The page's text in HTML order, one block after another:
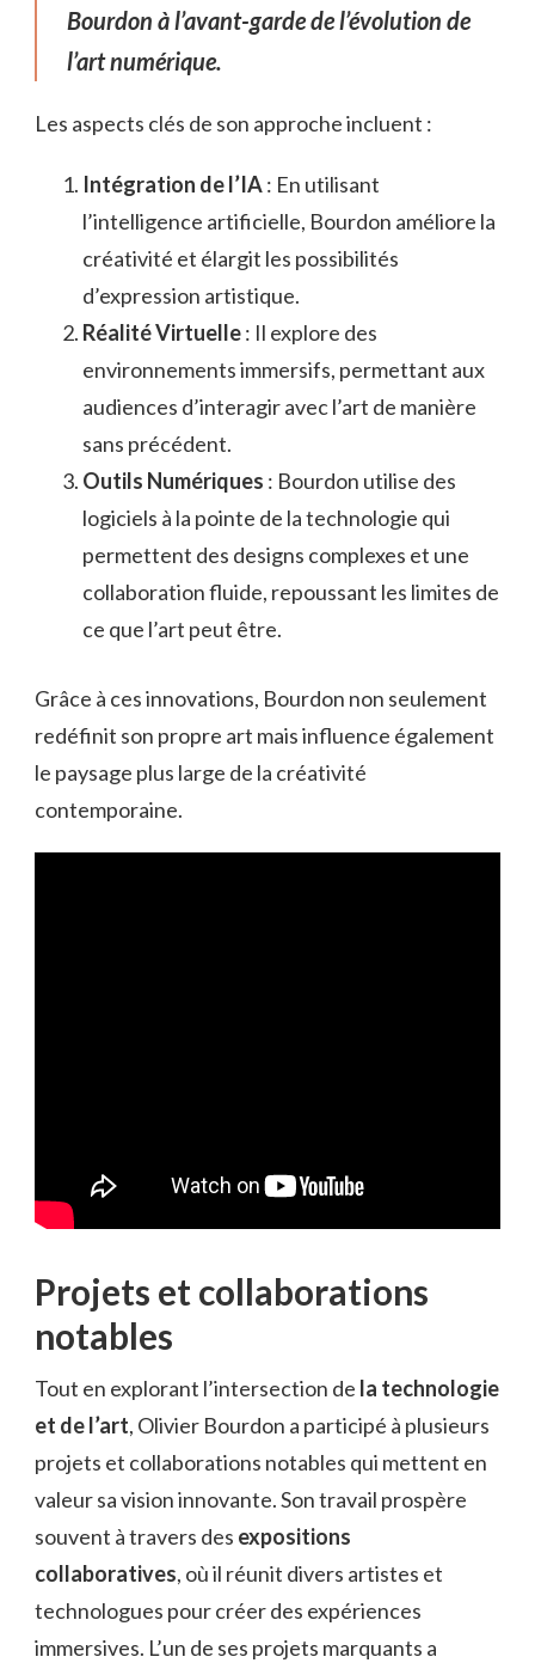
Bourdon à l’avant-garde de l’évolution de
l’art numérique.
Les aspects clés de son approche incluent :
Intégration de l’IA: En utilisant
l’intelligence artificielle, Bourdon améliore la
créativité et élargit les possibilités
d’expression artistique.
Réalité Virtuelle: Il explore des
environnements immersifs, permettant aux
audiences d’interagir avec l’art de manière
sans précédent.
Outils Numériques : Bourdon utilise des
logiciels à la pointe de la technologie qui
permettent des designs complexes et une
collaboration fluide, repoussant les limites de
ce que l’art peut être.
Grâce à ces innovations, Bourdon non seulement
redéfinit son propre art mais influence également
le paysage plus large de la créativité
contemporaine.
Projets et collaborations
notables
Tout en explorant l’intersection de la technologie
et de l’art, Olivier Bourdon a participé à plusieurs
projets et collaborations notables qui mettent en
valeur sa vision innovante. Son travail prospère
souvent à travers des expositions
collaboratives, où il réunit divers artistes et
technologues pour créer des expériences
immersives. L’un de ses projets marquants a